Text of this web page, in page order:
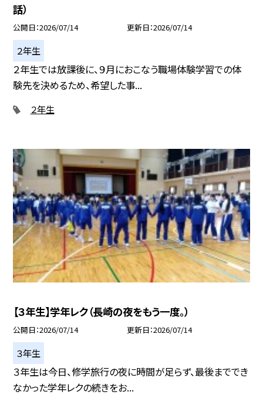
話）
公開日 2026/07/14 更新日 2026/07/14
２年生
２年生では放課後に、９月におこなう職場体験学習での体
験先を決めるため、希望した事...
２年生
【３年生】学年レク（長崎の夜をもう一度。）
公開日 2026/07/14 更新日 2026/07/14
３年生
３年生は今日、修学旅行の夜に時間が足らず、最後まででき
なかった学年レクの続きをお...